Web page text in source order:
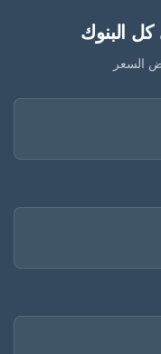
البنوك
السعر